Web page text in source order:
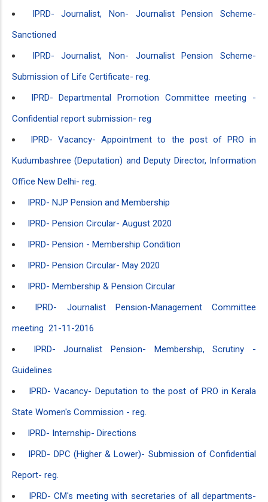
IPRD- Journalist, Non- Journalist Pension Scheme-
Sanctioned
IPRD- Journalist, Non- Journalist Pension Scheme-
Submission of Life Certificate- reg.
IPRD- Departmental Promotion Committee meeting -
Confidential report submission- reg
IPRD- Vacancy- Appointment to the post of PRO in
Kudumbashree (Deputation) and Deputy Director, Information
Office New Delhi- reg.
IPRD- NJP Pension and Membership
IPRD- Pension Circular- August 2020
IPRD- Pension - Membership Condition
IPRD- Pension Circular- May 2020
IPRD- Membership & Pension Circular
IPRD- Journalist Pension-Management Committee
meeting 21-11-2016
IPRD- Journalist Pension- Membership, Scrutiny -
Guidelines
IPRD- Vacancy- Deputation to the post of PRO in Kerala
State Women's Commission - reg.
IPRD- Internship- Directions
IPRD- DPC (Higher & Lower)- Submission of Confidential
Report- reg.
IPRD- CM's meeting with secretaries of all departments-